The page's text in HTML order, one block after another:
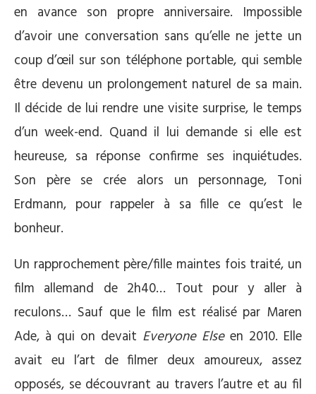
en avance son propre anniversaire. Impossible
d’avoir une conversation sans qu’elle ne jette un
coup d’œil sur son téléphone portable, qui semble
être devenu un prolongement naturel de sa main.
Il décide de lui rendre une visite surprise, le temps
d’un week-end. Quand il lui demande si elle est
heureuse, sa réponse confirme ses inquiétudes.
Son père se crée alors un personnage, Toni
Erdmann, pour rappeler à sa fille ce qu’est le
bonheur.
Un rapprochement père/fille maintes fois traité, un
film allemand de 2h40… Tout pour y aller à
reculons… Sauf que le film est réalisé par Maren
Ade, à qui on devait Everyone Elseen 2010. Elle
avait eu l’art de filmer deux amoureux, assez
opposés, se découvrant au travers l’autre et au fil